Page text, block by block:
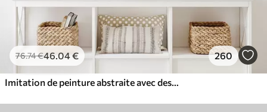
76.74€46.04€ 260
Imitation de peinture abstraite avec des cercles orange et gris, des feuilles et des branches, style moderne, effet aquarelle